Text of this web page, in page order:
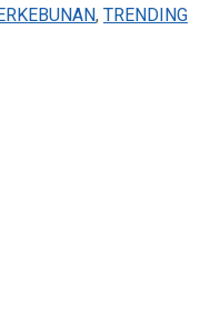
,TRENDING